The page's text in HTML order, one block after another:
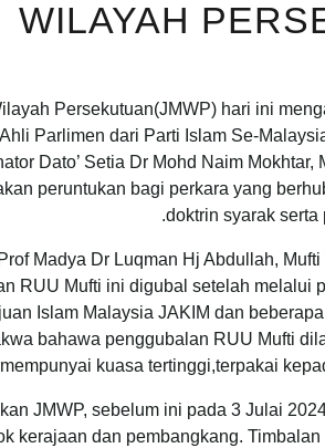
WILAYAH
Persekutuan(JMWP) hari ini
Parlimen dari Parti Islam Se-
Dato’ Setia Dr Mohd Naim
peruntukan bagi perkara yang
doktrin syarak serta
Madya Dr Luqman Hj Abdullah,
RUU Mufti ini digubal setelah melalui
Islam Malaysia JAKIM dan
bahawa penggubalan RUU Mufti
kuasa tertinggi,terpakai
JMWP, sebelum ini pada 3 Julai
kerajaan dan pembangkang.